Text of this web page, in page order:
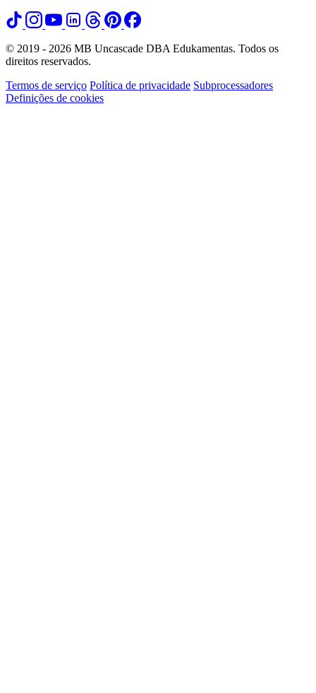
© 2019 - 2026 MB Uncascade DBA Edukamentas. Todos os
direitos reservados.
Termos de serviço Política de privacidade Subprocessadores
Definições de cookies